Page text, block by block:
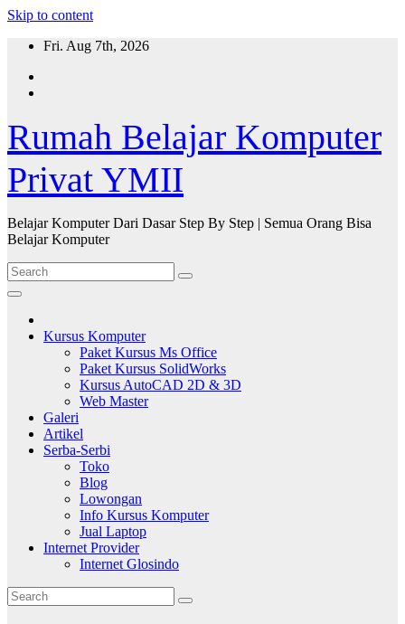
Skip to content
Fri. Aug 7th, 2026
Rumah Belajar Komputer
Privat YMII
Belajar Komputer Dari Dasar Step By Step | Semua Orang Bisa
Belajar Komputer
Kursus Komputer
Paket Kursus Ms Office
Paket Kursus SolidWorks
Kursus AutoCAD 2D & 3D
Web Master
Galeri
Artikel
Serba-Serbi
Toko
Blog
Lowongan
Info Kursus Komputer
Jual Laptop
Internet Provider
Internet Glosindo